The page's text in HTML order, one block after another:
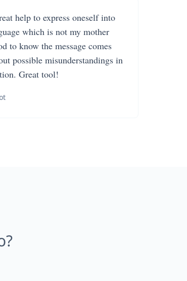
help to express oneself into
which is not my mother
to know the message comes
possible misunderstandings in
Great tool!